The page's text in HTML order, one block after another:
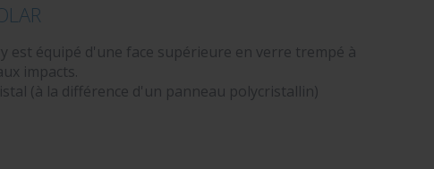
est équipé d'une face supérieure en verre trempé à
impacts.
(à la différence d'un panneau polycristallin)